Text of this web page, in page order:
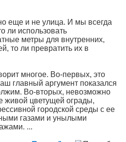
еще и не улица. И мы всегда
ли использовать
метры для внутренних,
то ли превратить их в
многое. Во-первых, это
главный аргумент показался
Во-вторых, невозможно
живой цветущей ограды,
городской среды с ее
газами и унылыми
...